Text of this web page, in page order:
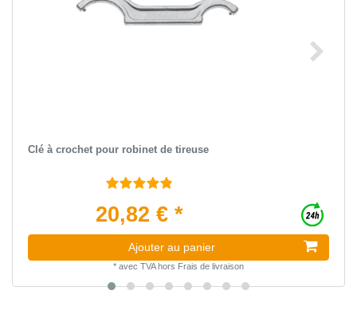
Clé à crochet pour robinet de tireuse
20,82 € *
Ajouter au panier
* avec TVAhors Frais de livraison